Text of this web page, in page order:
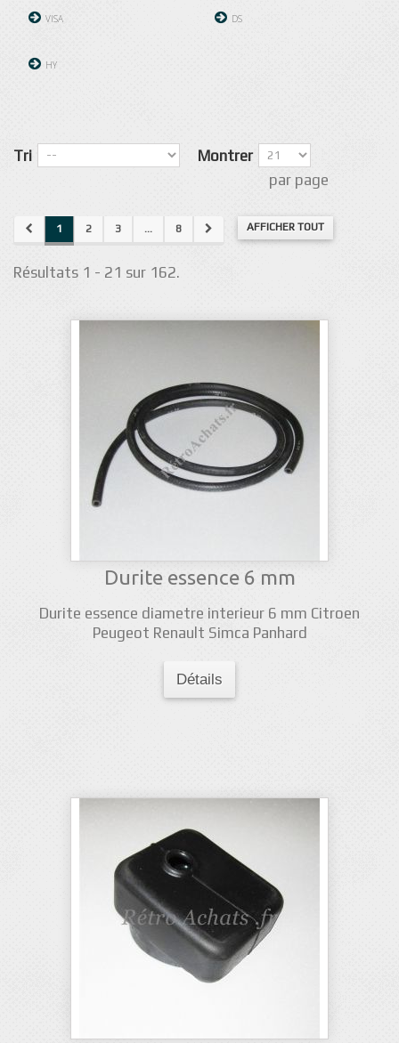
VISA DS
HY
Tri
Montrer
par page
AFFICHER TOUT
1 2 3 ... 8
Résultats 1 - 21 sur 162.
Durite essence 6 mm
Durite essence diametre interieur 6 mm Citroen
Peugeot Renault Simca Panhard
Détails